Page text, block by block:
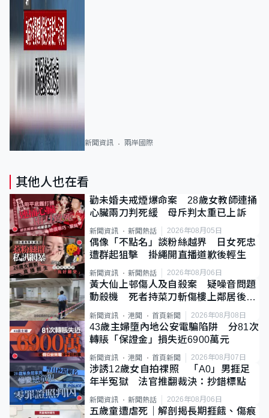
新聞資訊 兩岸國際
其他人也在看
勸未婚夫戒煙爆命案 28歲女教師連捅
心臟兩刀判死緩 母斥判太重已上訴
新聞資訊 新聞熱話 2026年08月05日
偶像「不點名」談粉絲越界 日女死忠
遭群起狙擊 掛繩開直播道歉後輕生
新聞資訊 新聞熱話 2026年08月06日
黃大仙上邨傷人及自殺案 疑噪音問題
動殺機 死者持菜刀斬傷樓上鄰居後墮
新聞資訊 港聞 首頁新聞 2026年08月08日
43歲主婦墮內地公安電騙陷阱 分81次
轉賬「保證金」損失近6900萬元
新聞資訊 港聞 首頁新聞 2026年08月07日
涉誘12歲女自拍祼照 「A0」男捱足
年半冤獄 法官推翻裁決：抄錯標點
新聞資訊 新聞熱話 2026年08月06日
五歲童遭虐死｜解剖揭長期捱餓、傷痕